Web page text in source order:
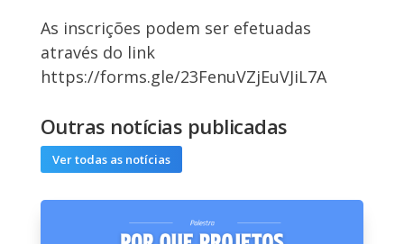
As inscrições podem ser efetuadas
através do link
https://forms.gle/23FenuVZjEuVJiL7A
Outras notícias publicadas
Ver todas as notícias